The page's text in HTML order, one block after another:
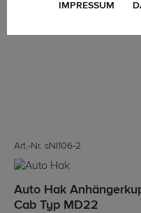
Art.-Nr. sNI106-2
Auto Hak
Cab Typ MD22
IMPRESSUM